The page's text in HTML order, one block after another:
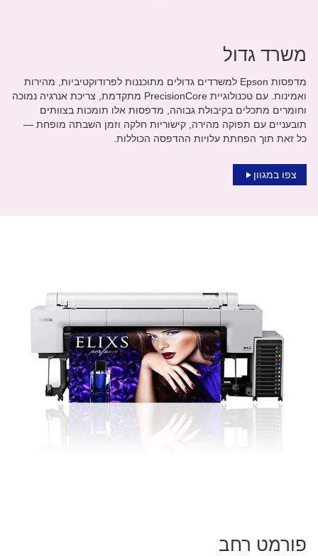
משרד גדול
מדפסות Epson למשרדים גדולים מתוכננות לפרודוקטיביות, מהירות
ואמינות. עם טכנולוגיית PrecisionCore מתקדמת, צריכת אנרגיה נמוכה
וחומרים מתכלים בקיבולת גבוהה, מדפסות אלו תומכות בצוותים
תובעניים עם תפוקה מהירה, קישוריות חלקה וזמן השבתה מופחת —
כל זאת תוך הפחתת עלויות ההדפסה הכוללות.
צפו במגוון
פורמט רחב